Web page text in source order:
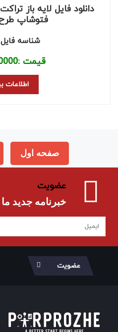
دانلود فایل لایه باز
فتوشاپ طرح
شناسه فایل
قیمت :
اطلاعات
صفحه اول
عضویت
خبرنامه جدید ما
عضویت